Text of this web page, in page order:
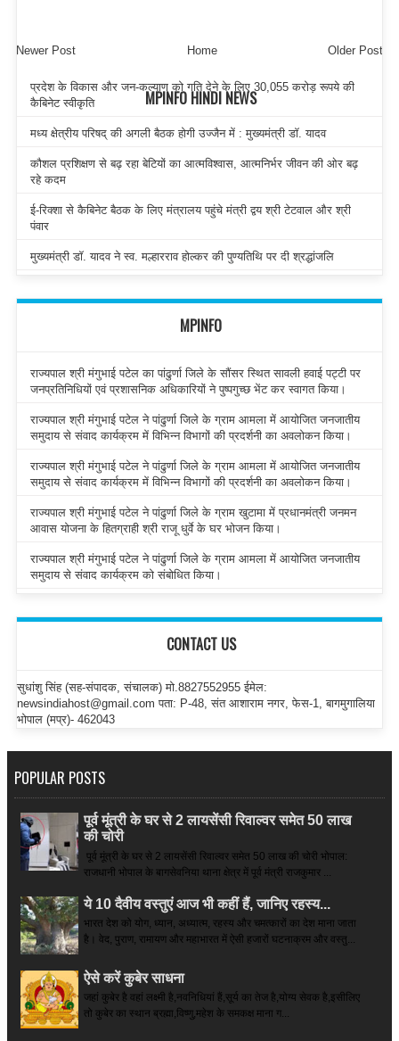
Newer Post Older Post
Home
MPINFO HINDI NEWS
प्रदेश के विकास और जन-कल्याण को गति देने के लिए 30,055 करोड़ रूपये की
कैबिनेट स्वीकृति
मध्य क्षेत्रीय परिषद् की अगली बैठक होगी उज्जैन में : मुख्यमंत्री डॉ. यादव
कौशल प्रशिक्षण से बढ़ रहा बेटियों का आत्मविश्वास, आत्मनिर्भर जीवन की ओर बढ़
रहे कदम
ई-रिक्शा से कैबिनेट बैठक के लिए मंत्रालय पहुंचे मंत्री द्वय श्री टेटवाल और श्री
पंवार
मुख्यमंत्री डॉ. यादव ने स्व. मल्हारराव होल्कर की पुण्यतिथि पर दी श्रद्धांजलि
MPINFO
राज्यपाल श्री मंगुभाई पटेल का पांढुर्णा जिले के सौंसर स्थित सावली हवाई पट्टी पर
जनप्रतिनिधियों एवं प्रशासनिक अधिकारियों ने पुष्पगुच्छ भेंट कर स्वागत किया।
राज्यपाल श्री मंगुभाई पटेल ने पांढुर्णा जिले के ग्राम आमला में आयोजित जनजातीय
समुदाय से संवाद कार्यक्रम में विभिन्न विभागों की प्रदर्शनी का अवलोकन किया।
राज्यपाल श्री मंगुभाई पटेल ने पांढुर्णा जिले के ग्राम आमला में आयोजित जनजातीय
समुदाय से संवाद कार्यक्रम में विभिन्न विभागों की प्रदर्शनी का अवलोकन किया।
राज्यपाल श्री मंगुभाई पटेल ने पांढुर्णा जिले के ग्राम खुटामा में प्रधानमंत्री जनमन
आवास योजना के हितग्राही श्री राजू धुर्वे के घर भोजन किया।
राज्यपाल श्री मंगुभाई पटेल ने पांढुर्णा जिले के ग्राम आमला में आयोजित जनजातीय
समुदाय से संवाद कार्यक्रम को संबोधित किया।
CONTACT US
सुधांशु सिंह (सह-संपादक, संचालक) मो.8827552955 ईमेल:
newsindiahost@gmail.com पता: P-48, संत आशाराम नगर, फेस-1, बागमुगालिया
भोपाल (मप्र)- 462043
POPULAR POSTS
पूर्व मूंत्री के घर से 2 लायसेंसी रिवाल्वर समेत 50 लाख
की चोरी
पूर्व मूंत्री के घर से 2 लायसेंसी रिवाल्वर समेत 50 लाख की चोरी भोपाल:
राजधानी भोपाल के बागसेवनिया थाना क्षेत्र में पूर्व मंत्री राजकुमार ...
ये 10 दैवीय वस्तुएं आज भी कहीं हैं, जानिए रहस्य...
भारत देश को योग, ध्यान, अध्यात्म, रहस्य और चमत्कारों का देश माना जाता
है। वेद, पुराण, रामायण और महाभारत में ऐसी हजारों घटनाक्रम और वस्तु...
ऐसे करें कुबेर साधना
जहां कुबेर है­ वहां लक्ष्मी है,नवनिधियां हैं,सूर्य का तेज है,योग्य सेवक है,इसीलिए
तो कुबेर का स्थान ब्रह्मा,विष्णु,महेश के समकक्ष माना ग...